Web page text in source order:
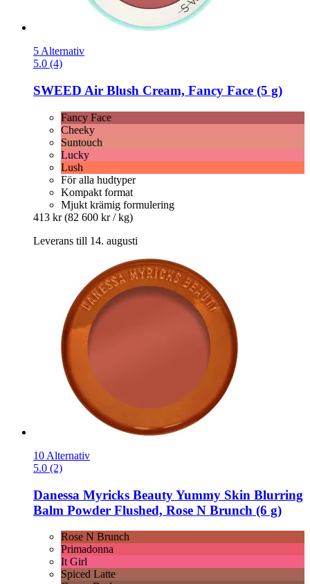
5 Alternativ
5.0 (4)
SWEED Air Blush Cream, Fancy Face (5 g)
Fancy Face
Cheeky
Suntouch
Lucky
Lush
För alla hudtyper
Kompakt format
Mjukt krämig formulering
413 kr (82 600 kr / kg)
Leverans till 14. augusti
10 Alternativ
5.0 (2)
Danessa Myricks BeautyYummy Skin Blurring
Balm Powder Flushed, Rose N Brunch (6 g)
Rose N Brunch
Primadonna
It Girl
Spiced Latte